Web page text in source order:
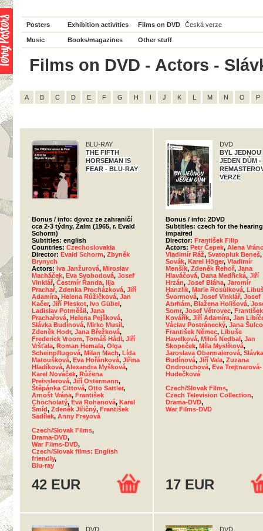
Posters Exhibition activities Films on DVD Česká verze
Music Books/magazines Other stuff
Films on DVD - Actors -
A B C D E F G H I J K L M N O P
BLU-RAY
THE FIFTH
HORSEMAN IS
FEAR - BLU-RAY
Bonus / info: dovoz ze zahraničí
cca 2-3 týdny, Žalm (1965, r. Evald
Schorm)
Subtitles: english
Countries: Czechoslovakia
Director: Evald Schorm, Zbyněk
Brynych
Actors: Iva Janžurová, Miroslav
Macháček, Eva Svobodová, Josef
Vinklář, Čestmír Řanda, Ilja
Prachař, Zdenka Procházková, Jiří
Adamíra, Helena Růžičková, Jan
Kačer, Jiří Pleskot, Ivo Gübel,
Ladislav Potměšil, Jana
Prachařová, Helena Pejšková,
Slávka Budínová, Mirko Musil,
Zdeněk Hodr, Jana Břežková,
Frederick Vroom, Tomáš Hádl, Jiří
Vršťala, Roman Hemala, Olga
Scheinpflugová, Milan Mach, Lída
Matoušková, Eva Hořánková, Jiřina
Hladíková, Alexandra Myšková,
Karel Nováček, Růžena
Preisslerová, Jiří Ostermann,
Štěpánka Cittová, Otto Sattler,
Arnošt Vrána, František
Chocholatý, Eva Rohanová, Karel
Šmíd, Zdeněk Jiřičný, František
Sadílek, Anny Freyová
Czech/Slovak Films,
Drama-DVD,
War Films-DVD,
Czech/Slovak films: English
friendly,
Blu-ray
42 EUR
DVD
BYL JEDNOU
JEDEN DŮM -
VERZE
Bonus / info: 2DVD
Subtitles: czech for the hearing
impaired
Director: František Filip
Actors: Petr Čepek, Alena
Vladimír Ráž, Svatopluk Beneš,
Sovák, Karel Höger, Vladimír
Menšík, Zdeněk Řehoř, Jana
Hlaváčová, Dana Medřická, Jiří
Hrzán, Josef Bláha, Jaromír
Hanzlík, Marie Rosůlková,
Švormová, Josef Vinklář, Josef
Abrhám, Blažena Holišová,
Somr, Josef Větrovec, František
Kovářík, Jiří Adamíra, Jan
Václav Postránecký, Jana
František Němec, Libuše
Havelková, Miloš Nedbal, Jan
Skopeček, Míla Myslíková,
Jaroslava Obermaierová, Slávka
Budínová, Jiří Vala, Zuzana
Ondrouchová, Eva Trejtnarová-
Hudečková
Czech/Slovak Films,
Czech Television Collection,
Drama-DVD,
War Films-DVD
17 EUR
DVD
DVD